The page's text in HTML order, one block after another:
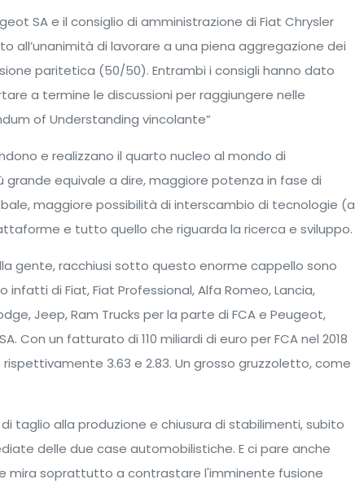
SA e il consiglio di amministrazione di Fiat Chrysler
all’unanimità di lavorare a una piena aggregazione dei
paritetica (50/50). Entrambi i consigli hanno dato
a termine le discussioni per raggiungere nelle
of Understanding vincolante”
e realizzano il quarto nucleo al mondo di
grande equivale a dire, maggiore potenza in fase di
maggiore possibilità di interscambio di tecnologie (a
e tutto quello che riguarda la ricerca e sviluppo.
gente, racchiusi sotto questo enorme cappello sono
di Fiat, Fiat Professional, Alfa Romeo, Lancia,
Jeep, Ram Trucks per la parte di FCA e Peugeot,
Con un fatturato di 110 miliardi di euro per FCA nel 2018
3.63 e 2.83. Un grosso gruzzoletto, come
taglio alla produzione e chiusura di stabilimenti, subito
delle due case automobilistiche. E ci pare anche
mira soprattutto a contrastare l'imminente fusione